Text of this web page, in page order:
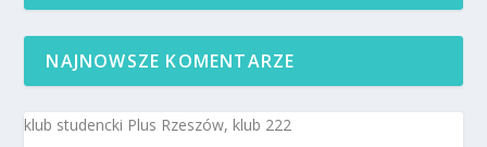
NAJNOWSZE KOMENTARZE
klub studencki Plus Rzeszów, klub 222